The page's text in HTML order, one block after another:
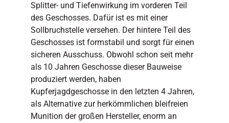
Splitter- und Tiefenwirkung im vorderen Teil
des Geschosses. Dafür ist es mit einer
Sollbruchstelle versehen. Der hintere Teil des
Geschosses ist formstabil und sorgt für einen
sicheren Ausschuss. Obwohl schon seit mehr
als 10 Jahren Geschosse dieser Bauweise
produziert werden, haben
Kupferjagdgeschosse in den letzten 4 Jahren,
als Alternative zur herkömmlichen bleifreien
Munition der großen Hersteller, enorm an